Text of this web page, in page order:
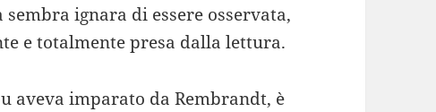
ignara di essere osservata,
e totalmente presa dalla lettura.
aveva imparato da Rembrandt, è